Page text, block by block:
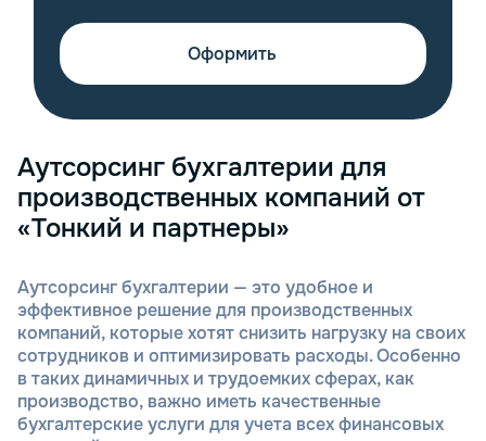
Оформить
Аутсорсинг бухгалтерии для
производственных компаний от
«Тонкий и партнеры»
Аутсорсинг бухгалтерии — это удобное и
эффективное решение для производственных
компаний, которые хотят снизить нагрузку на своих
сотрудников и оптимизировать расходы. Особенно
в таких динамичных и трудоемких сферах, как
производство, важно иметь качественные
бухгалтерские услуги для учета всех финансовых